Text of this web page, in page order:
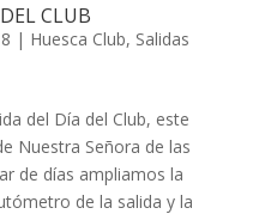
CLUB
| Huesca Club, Salidas
del Día del Club, este
Nuestra Señora de las
de días ampliamos la
de la salida y la